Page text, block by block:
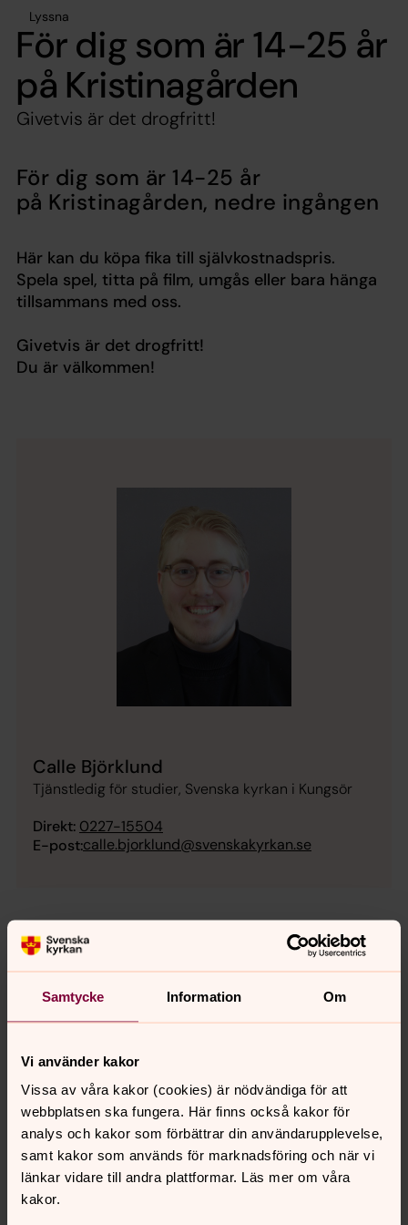
Samtycke Information Om
Vi använder kakor
Vissa av våra kakor (cookies) är nödvändiga för att
webbplatsen ska fungera. Här finns också kakor för
analys och kakor som förbättrar din användarupplevelse,
samt kakor som används för marknadsföring och när vi
länkar vidare till andra plattformar. Läs mer om våra
kakor.
Lyssna
För dig som är 14-25 år
på Kristinagården
Givetvis är det drogfritt!
För dig som är 14-25 år
på Kristinagården, nedre ingången
Här kan du köpa fika till självkostnadspris.
Spela spel, titta på film, umgås eller bara hänga
tillsammans med oss.
Givetvis är det drogfritt!
Du är välkommen!
Calle Björklund
Tjänstledig för studier, Svenska kyrkan i Kungsör
Direkt: 0227-15504
E-post:calle.bjorklund@svenskakyrkan.se